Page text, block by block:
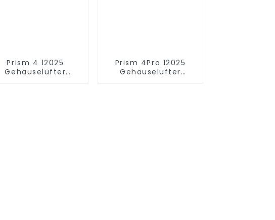
Prism 4 12025
Gehäuselüfter
Prism 4Pro 12025
Gehäuselüfter